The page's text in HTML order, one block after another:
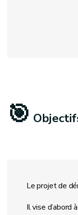
🎯
Le projet de
Il vise d’abord à